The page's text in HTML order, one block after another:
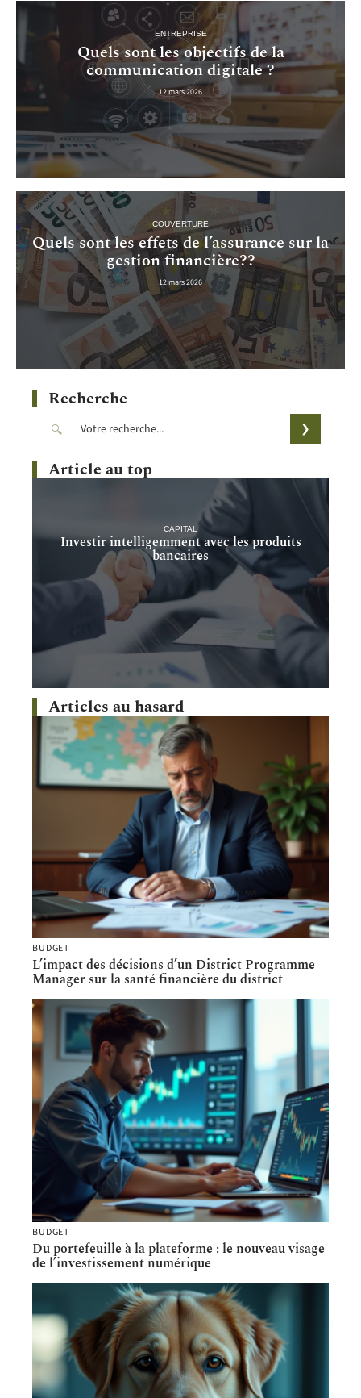
ENTREPRISE
Quels sont les objectifs de la
communication digitale ?
12 mars 2026
COUVERTURE
Quels sont les effets de l’assurance sur la
gestion financière??
12 mars 2026
Recherche
Article au top
CAPITAL
Investir intelligemment avec les produits
bancaires
Articles au hasard
BUDGET
L’impact des décisions d’un District Programme
Manager sur la santé financière du district
BUDGET
Du portefeuille à la plateforme : le nouveau visage
de l’investissement numérique